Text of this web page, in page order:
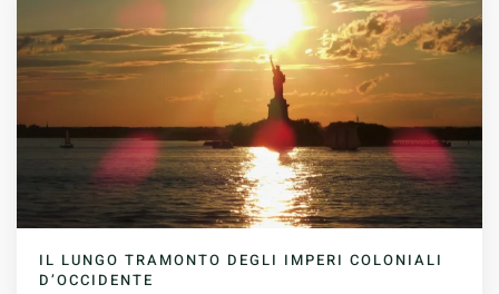
IL LUNGO TRAMONTO DEGLI IMPERI COLONIALI
D’OCCIDENTE